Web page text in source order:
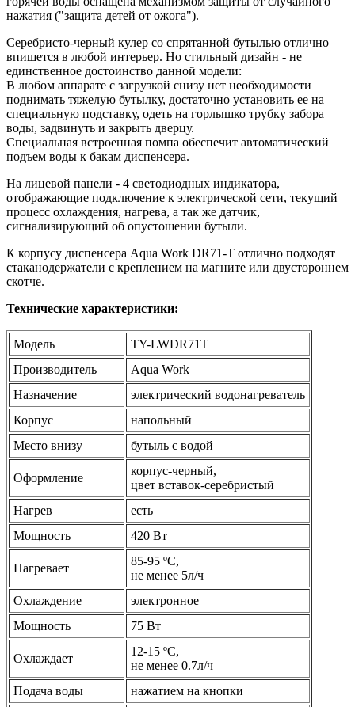
нажатия ("защита детей от ожога").
Серебристо-черный кулер со спрятанной бутылью отлично
впишется в любой интерьер. Но стильный дизайн - не
единственное достоинство данной модели:
В любом аппарате с загрузкой снизу нет необходимости
поднимать тяжелую бутылку, достаточно установить ее на
специальную подставку, одеть на горлышко трубку забора
воды, задвинуть и закрыть дверцу.
Специальная встроенная помпа обеспечит автоматический
подъем воды к бакам диспенсера.
На лицевой панели - 4 светодиодных индикатора,
отображающие подключение к электрической сети, текущий
процесс охлаждения, нагрева, а так же датчик,
сигнализирующий об опустошении бутыли.
К корпусу диспенсера Aqua Work DR71-T отлично подходят
стаканодержатели с креплением на магните или двустороннем
скотче.
Технические характеристики:
Модель
TY-LWDR71T
Производитель
Aqua Work
Назначение
электрический водонагреватель
Корпус
напольный
Место внизу
бутыль с водой
Оформление
корпус-черный,
цвет вставок-серебристый
Нагрев
есть
Мощность
420 Вт
Нагревает
85-95 ºС,
не менее 5л/ч
Охлаждение
электронное
Мощность
75 Вт
Охлаждает
12-15 ºС,
не менее 0.7л/ч
Подача воды
нажатием на кнопки